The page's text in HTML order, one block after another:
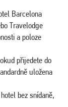
Barcelona
Travelodge
a poloze
přijedete do
uložena
bez snídaně,